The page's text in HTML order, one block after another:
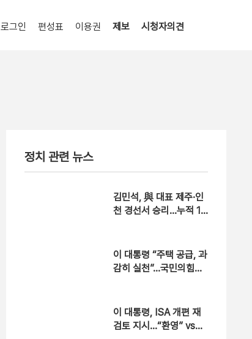
로그인 편성표 이용권 제보 시청자의견
정치 관련 뉴스
김민석, 與 대표 제주·인
천 경선서 승리…누적 1
이 대통령 “주택 공급, 과
감히 실천”…국민의힘
이 대통령, ISA 개편 재
검토 지시…“환영” vs